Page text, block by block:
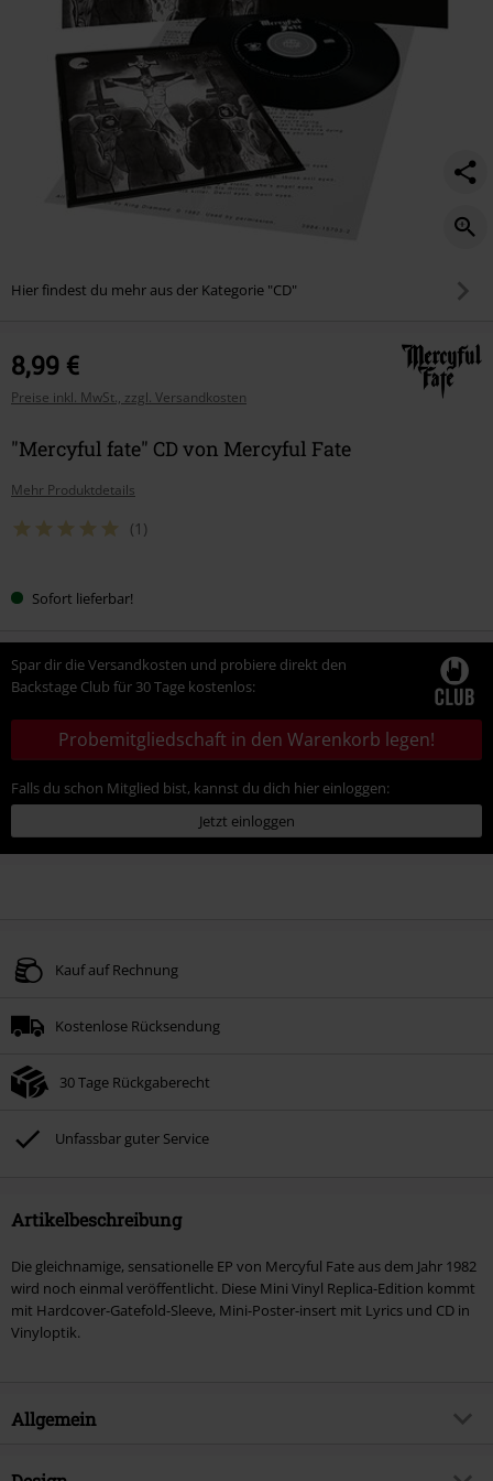
Hier findest du mehr aus der Kategorie "CD"
8,99 €
Preise inkl. MwSt., zzgl. Versandkosten
"Mercyful fate" CD von Mercyful Fate
Mehr Produktdetails
(1)
Sofort lieferbar!
Spar dir die Versandkosten und probiere direkt den
Backstage Club für 30 Tage kostenlos:
Probemitgliedschaft in den Warenkorb legen!
Falls du schon Mitglied bist, kannst du dich hier einloggen:
Jetzt einloggen
Kauf auf Rechnung
Kostenlose Rücksendung
30 Tage Rückgaberecht
Unfassbar guter Service
Artikelbeschreibung
Die gleichnamige, sensationelle EP von Mercyful Fate aus dem Jahr 1982
wird noch einmal veröffentlicht. Diese Mini Vinyl Replica-Edition kommt
mit Hardcover-Gatefold-Sleeve, Mini-Poster-insert mit Lyrics und CD in
Vinyloptik.
Allgemein
Artikelnummer: